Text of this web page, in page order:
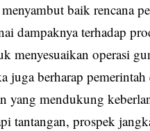
baik rencana
dampaknya terhadap
menyesuaikan operasi
juga berharap
yang mendukung
tantangan, prospek